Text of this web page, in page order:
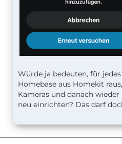
Würde ja bedeuten, für
Homebase aus Homekit
Kameras und danach
neu einrichten? Das darf